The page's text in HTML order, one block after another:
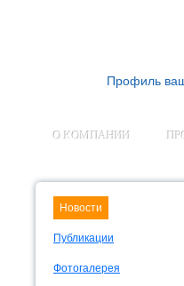
Профиль
О КОМПАНИИ
Новости
Публикации
Фотогалерея